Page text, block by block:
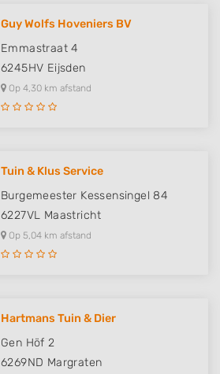
Guy Wolfs Hoveniers BV
Emmastraat 4
6245HV Eijsden
Op 4,30 km afstand
Tuin & Klus Service
Burgemeester Kessensingel 84
6227VL Maastricht
Op 5,04 km afstand
Hartmans Tuin & Dier
Gen Höf 2
6269ND Margraten